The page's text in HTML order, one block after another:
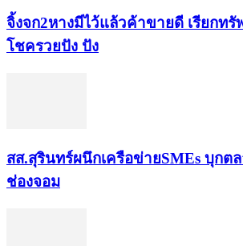
จิ้งจก​2​หาง​มีไว้แล้ว​ค้าขาย​ดี​ เรียก​ทรั
โชค​รวยปัง​ ปัง​
สส.สุรินทร์ผนึกเครือข่ายSMEs บุกต
ช่องจอม